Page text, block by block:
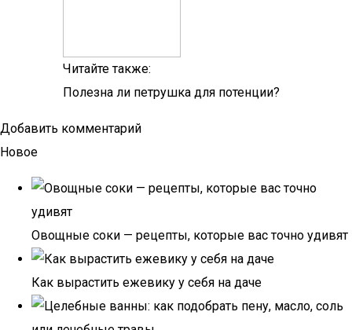
Читайте также:
Полезна ли петрушка для потенции?
Добавить комментарий
Новое
Овощные соки — рецепты, которые вас точно удивят
Как вырастить ежевику у себя на даче